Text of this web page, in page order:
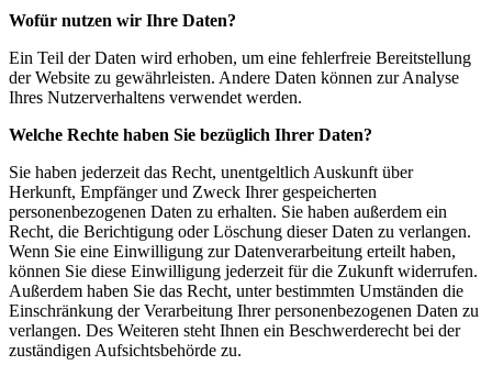
Wofür nutzen wir Ihre Daten?
Ein Teil der Daten wird erhoben, um eine fehlerfreie Bereitstellung
der Website zu gewährleisten. Andere Daten können zur Analyse
Ihres Nutzerverhaltens verwendet werden.
Welche Rechte haben Sie bezüglich Ihrer Daten?
Sie haben jederzeit das Recht, unentgeltlich Auskunft über
Herkunft, Empfänger und Zweck Ihrer gespeicherten
personenbezogenen Daten zu erhalten. Sie haben außerdem ein
Recht, die Berichtigung oder Löschung dieser Daten zu verlangen.
Wenn Sie eine Einwilligung zur Datenverarbeitung erteilt haben,
können Sie diese Einwilligung jederzeit für die Zukunft widerrufen.
Außerdem haben Sie das Recht, unter bestimmten Umständen die
Einschränkung der Verarbeitung Ihrer personenbezogenen Daten zu
verlangen. Des Weiteren steht Ihnen ein Beschwerderecht bei der
zuständigen Aufsichtsbehörde zu.